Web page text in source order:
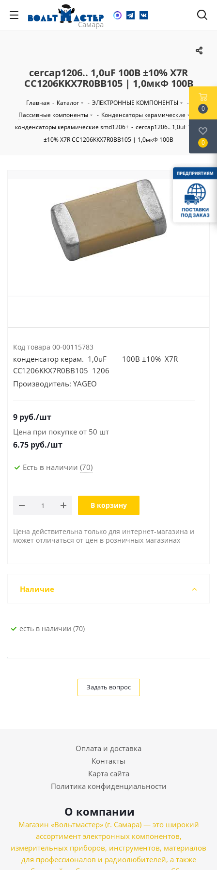
cercap1206.. 1,0uF 100В ±10% X7R
CC1206KKX7R0BB105 | 1,0мкФ 100В
Главная - Каталог - ЭЛЕКТРОННЫЕ КОМПОНЕНТЫ
-
Пассивные компоненты
- Конденсаторы керамические
конденсаторы керамические smd1206+ - cercap1206.. 1,0uF 100В
±10% X7R CC1206KKX7R0BB105 | 1,0мкФ 100В
Код товара 00-00115783
конденсатор керам. 1,0uF 100В ±10% X7R
CC1206KKX7R0BB105 1206
Производитель: YAGEO
9 руб./шт
Цена при покупке от 50 шт
6.75 руб./шт
Есть в наличии (70)
В корзину
Цена действительна только для интернет-магазина и
может отличаться от цен в розничных магазинах
Наличие
Есть в наличии (70)
Задать вопрос
Оплата и доставка
Контакты
Карта сайта
Политика конфиденциальности
О компании
Магазин «Вольтмастер» (г. Самара) — это широкий
ассортимент электронных компонентов,
измерительных приборов, инструментов, материалов
для профессионалов и радиолюбителей, а также
0
0